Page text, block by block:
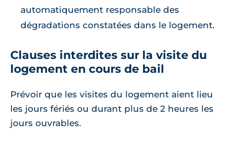
automatiquement responsable des
dégradations constatées dans le logement.
Clauses interdites sur la visite du
logement en cours de bail
Prévoir que les visites du logement aient lieu
les jours fériés ou durant plus de 2 heures les
jours ouvrables.